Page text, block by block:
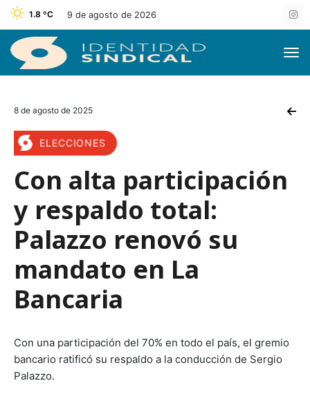
1.8 ºC 9 de agosto de 2026
8 de agosto de 2025
ELECCIONES
Con alta participación
y respaldo total:
Palazzo renovó su
mandato en La
Bancaria
Con una participación del 70% en todo el país, el gremio
bancario ratificó su respaldo a la conducción de Sergio
Palazzo.